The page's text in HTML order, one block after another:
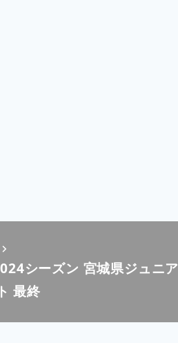
シーズン 宮城県ジュニア
最終